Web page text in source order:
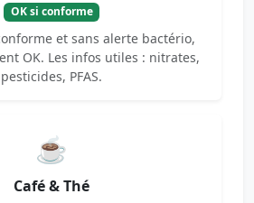
OK si conforme
et sans alerte bactério,
OK. Les infos utiles : nitrates,
pesticides, PFAS.
☕
Café & Thé